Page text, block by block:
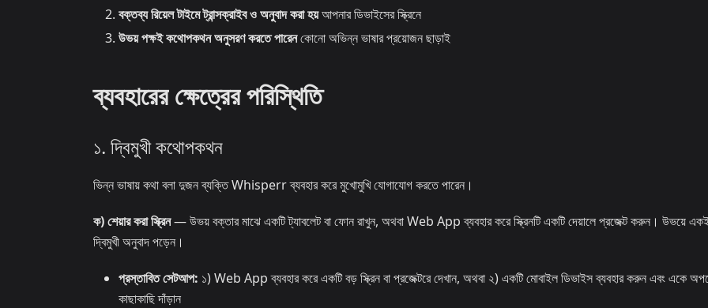
বক্তব্য রিয়েল টাইমে ট্রান্সক্রাইব ও অনুবাদ করা হয়আপনার ডিভাইসের স্ক্রিনে
উভয় পক্ষই কথোপকথন অনুসরণ করতে পারেনকোনো অভিন্ন ভাষার প্রয়োজন ছাড়াই
ব্যবহারের ক্ষেত্রের পরিস্থিতি
১. দ্বিমুখী কথোপকথন
ভিন্ন ভাষায় কথা বলা দুজন ব্যক্তি Whisperr ব্যবহার করে মুখোমুখি যোগাযোগ করতে পারেন।
ক) শেয়ার করা স্ক্রিন— উভয় বক্তার মাঝে একটি ট্যাবলেট বা ফোন রাখুন, অথবা Web App ব্যবহার করে স্ক্রিনটি একটি দেয়ালে প্রজেক্ট করুন। উভয়ে একই
দ্বিমুখী অনুবাদ পড়েন।
প্রস্তাবিত সেটআপ: ১) Web App ব্যবহার করে একটি বড় স্ক্রিন বা প্রজেক্টরে দেখান, অথবা ২) একটি মোবাইল ডিভাইস ব্যবহার করুন এবং একে
কাছাকাছি দাঁড়ান